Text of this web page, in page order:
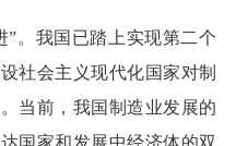
”。我国已踏上实现第二个
社会主义现代化国家对制
当前，我国制造业发展的